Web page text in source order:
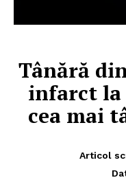
Tânără
infarct la
cea mai
Articol